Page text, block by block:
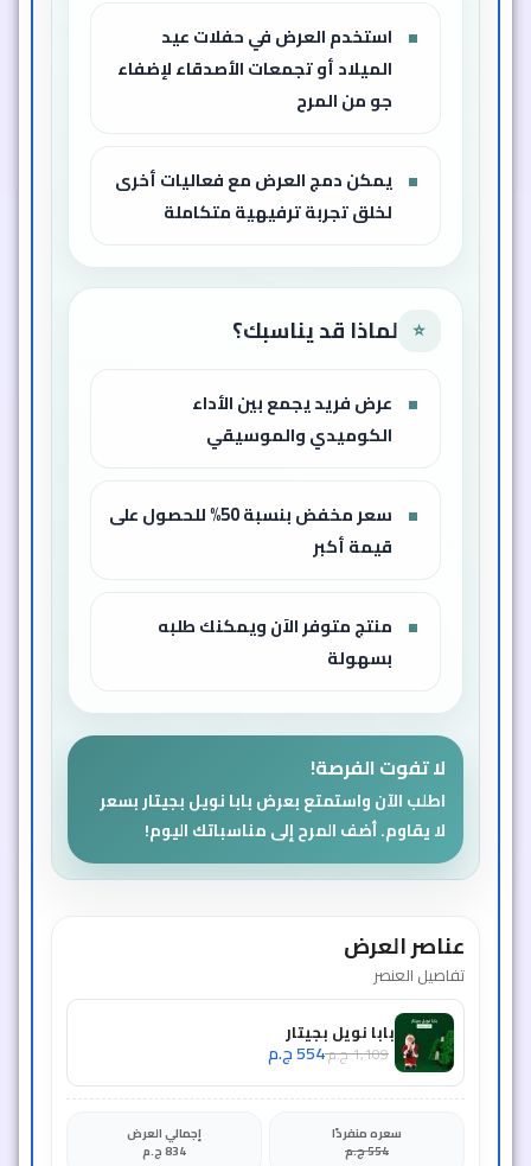
استخدم العرض في حفلات عيد
الميلاد أو تجمعات الأصدقاء لإضفاء
جو من المرح
يمكن دمج العرض مع فعاليات أخرى
لخلق تجربة ترفيهية متكاملة
⭐ لماذا قد يناسبك؟
عرض فريد يجمع بين الأداء
الكوميدي والموسيقي
سعر مخفض بنسبة 50% للحصول على
قيمة أكبر
منتج متوفر الآن ويمكنك طلبه
بسهولة
لا تفوت الفرصة!
اطلب الآن واستمتع بعرض بابا نويل بجيتار بسعر
لا يقاوم. أضف المرح إلى مناسباتك اليوم!
عناصر العرض
تفاصيل العنصر
بابا نويل بجيتار
1,109ج.م554ج.م
سعره منفردًا
554ج.م
إجمالي العرض
834ج.م